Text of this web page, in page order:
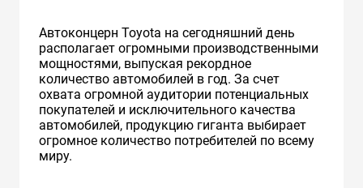
Автоконцерн Toyota на сегодняшний день
располагает огромными производственными
мощностями, выпуская рекордное
количество автомобилей в год. За счет
охвата огромной аудитории потенциальных
покупателей и исключительного качества
автомобилей, продукцию гиганта выбирает
огромное количество потребителей по всему
миру.